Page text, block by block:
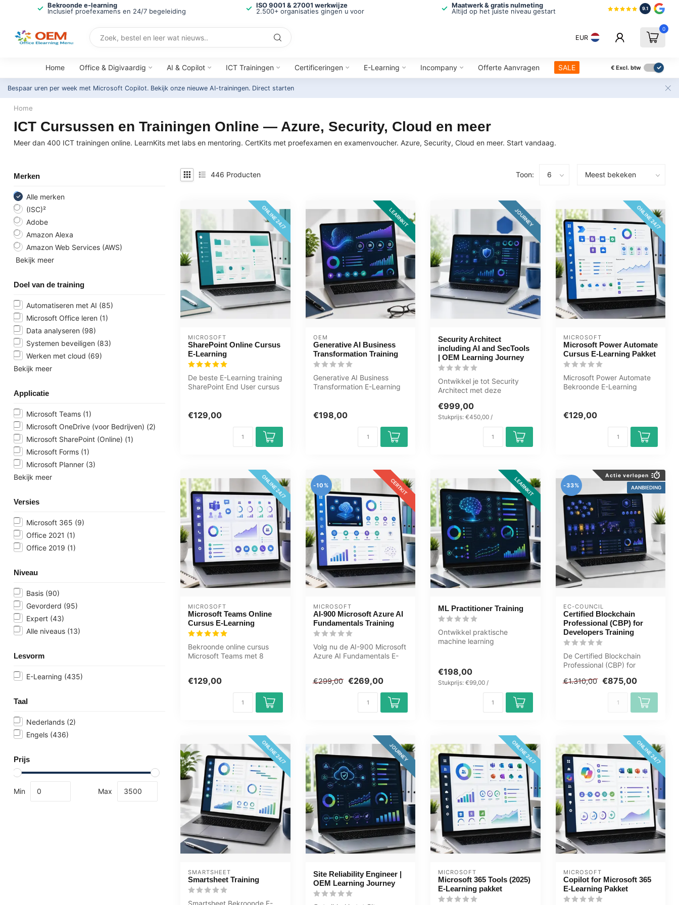
Bekroonde e-learning
Inclusief proefexamens en 24/7 begeleiding
ISO 9001 & 27001 werkwijze
2.500+ organisaties gingen u voor
Maatwerk & gratis nulmeting
Altijd op het juiste niveau gestart
9.1
EUR
0
Home Office & Digivaardig AI & Copilot ICT Trainingen Certificeringen E-Learning Incompany Offerte Aanvragen SALE € Excl. btw
Bespaar uren per week met Microsoft Copilot. Bekijk onze nieuwe AI-trainingen. Direct starten
Home
ICT Cursussen en Trainingen Online — Azure, Security, Cloud en meer
Meer dan 400 ICT trainingen online. LearnKits met labs en mentoring. CertKits met proefexamen en examenvoucher. Azure, Security, Cloud en meer. Start vandaag.
Merken
Alle merken
(ISC)²
Adobe
Amazon Alexa
Amazon Web Services (AWS)
Bekijk meer
Doel van de training
Automatiseren met AI (85)
Microsoft Office leren (1)
Data analyseren (98)
Systemen beveiligen (83)
Werken met cloud (69)
Bekijk meer
Applicatie
Microsoft Teams (1)
Microsoft OneDrive (voor Bedrijven) (2)
Microsoft SharePoint (Online) (1)
Microsoft Forms (1)
Microsoft Planner (3)
Bekijk meer
Versies
Microsoft 365 (9)
Office 2021 (1)
Office 2019 (1)
Niveau
Basis (90)
Gevorderd (95)
Expert (43)
Alle niveaus (13)
Lesvorm
E-Learning (435)
Taal
Nederlands (2)
Engels (436)
Prijs
Min Max
446 Producten Toon:
ONLINE 24/7
MICROSOFT
SharePoint Online Cursus
E-Learning
De beste E-Learning training
SharePoint End User cursus
€129,00
LEARNKIT
OEM
Generative AI Business
Transformation Training
Generative AI Business
Transformation E-Learning
€198,00
JOURNEY
Security Architect
including AI and SecTools
| OEM Learning Journey
Ontwikkel je tot Security
Architect met deze
Journey inclu...
€999,00
Stukprijs: €450,00 /
ONLINE 24/7
MICROSOFT
Microsoft Power Automate
Cursus E-Learning Pakket
Microsoft Power Automate
Bekroonde E-Learning
€129,00
ONLINE 24/7
MICROSOFT
Microsoft Teams Online
Cursus E-Learning
Bekroonde online cursus
Microsoft Teams met 8
€129,00
CERTKIT
-10%
MICROSOFT
AI-900 Microsoft Azure AI
Fundamentals Training
Volg nu de AI-900 Microsoft
Azure AI Fundamentals E-
€299,00
€269,00
LEARNKIT
ML Practitioner Training
Ontwikkel praktische
machine learning
€198,00
Stukprijs: €99,00 /
AANBIEDING
Actie verlopen
-33%
EC-COUNCIL
Certified Blockchain
Professional (CBP) for
Developers Training
De Certified Blockchain
Professional (CBP) for
ontwo...
€1.310,00 €875,00
ONLINE 24/7
SMARTSHEET
Smartsheet Training
JOURNEY
Site Reliability Engineer |
OEM Learning Journey
ONLINE 24/7
MICROSOFT
Microsoft 365 Tools (2025)
E-Learning pakket
ONLINE 24/7
MICROSOFT
Copilot for Microsoft 365
E-Learning Pakket